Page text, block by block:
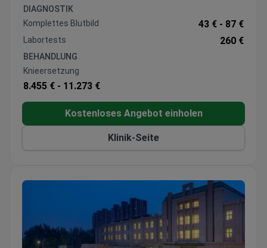
Rehabilitationsprogramme
Bietet Gelenkersatz mit sowohl inländischen als
auch importierten Prothesenoptionen
Immuntherapie, die Akupunktur und therapeutische
Gymnastik kombiniert
Behandelt jährlich 2,5 Millionen Patienten mit
DIAGNOSTIK
Komplettes Blutbild
43 € - 87 €
Labortests 260 €
BEHANDLUNG
Knieersetzung
8.455 € - 11.273 €
Kostenloses Angebot einholen
Klinik-Seite